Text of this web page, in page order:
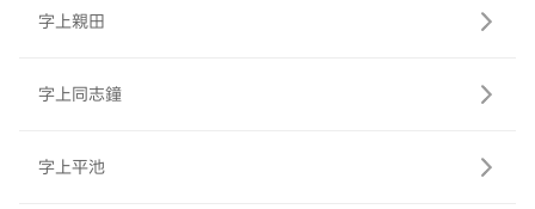
字上親田
字上同志鐘
字上平池